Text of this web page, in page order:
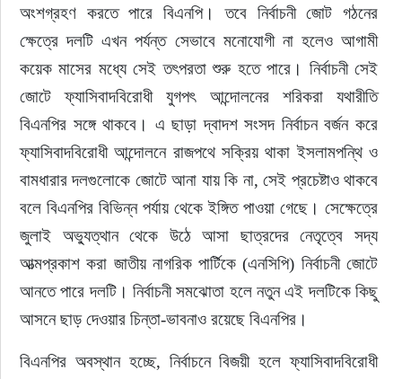
অংশগ্রহণ করতে পারে বিএনপি। তবে নির্বাচনী জোট গঠনের
ক্ষেত্রে দলটি এখন পর্যন্ত সেভাবে মনোযোগী না হলেও আগামী
কয়েক মাসের মধ্যে সেই তৎপরতা শুরু হতে পারে। নির্বাচনী সেই
জোটে ফ্যাসিবাদবিরোধী যুগপৎ আন্দোলনের শরিকরা যথারীতি
বিএনপির সঙ্গে থাকবে। এ ছাড়া দ্বাদশ সংসদ নির্বাচন বর্জন করে
ফ্যাসিবাদবিরোধী আন্দোলনে রাজপথে সক্রিয় থাকা ইসলামপন্থি ও
বামধারার দলগুলোকে জোটে আনা যায় কি না, সেই প্রচেষ্টাও থাকবে
বলে বিএনপির বিভিন্ন পর্যায় থেকে ইঙ্গিত পাওয়া গেছে। সেক্ষেত্রে
জুলাই অভ্যুত্থান থেকে উঠে আসা ছাত্রদের নেতৃত্বে সদ্য
আত্মপ্রকাশ করা জাতীয় নাগরিক পার্টিকে (এনসিপি) নির্বাচনী জোটে
আনতে পারে দলটি। নির্বাচনী সমঝোতা হলে নতুন এই দলটিকে কিছু
আসনে ছাড় দেওয়ার চিন্তা-ভাবনাও রয়েছে বিএনপির।
বিএনপির অবস্থান হচ্ছে, নির্বাচনে বিজয়ী হলে ফ্যাসিবাদবিরোধী